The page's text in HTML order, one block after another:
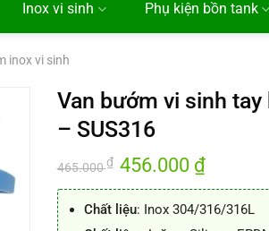
Inox vi sinh Phụ kiện bồn tank
inox vi sinh
Van bướm vi sinh tay
– SUS316
465.000₫ Giá
gốc
là:
456.000 ₫Giá
hiện
tại
456.000 ₫.
Chất liệu: Inox 304/316/316L